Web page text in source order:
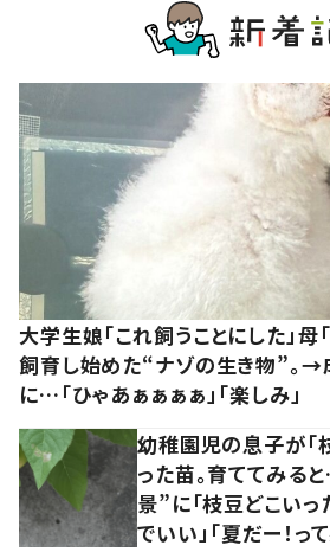
大学生娘「これ飼うことにした」母
飼育し始めた“ナゾの生き物”。
に…「ひゃあぁぁぁぁ」「楽しみ」
幼稚園児の息子が「
った苗。育ててみる
景”に「枝豆どこいっ
でいい」「夏だー！っ